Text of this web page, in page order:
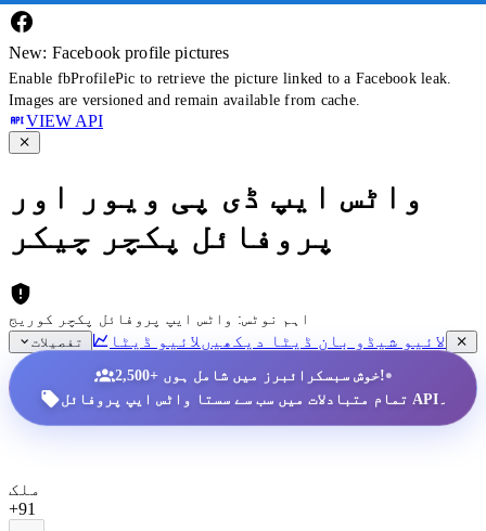
New: Facebook profile pictures
Enable fbProfilePic to retrieve the picture linked to a Facebook leak.
Images are versioned and remain available from cache.
VIEW API
واٹس ایپ ڈی پی ویور اور
پروفائل پکچر چیکر
اہم نوٹس: واٹس ایپ پروفائل پکچر کوریج
تفصیلات
لائیو شیڈو بان ڈیٹا دیکھیں لائیو ڈیٹا
2,500+ خوش سبسکرائبرز میں شامل ہوں!•
تمام متبادلات میں سب سے سستا واٹس ایپ پروفائل API۔
ملک
+91